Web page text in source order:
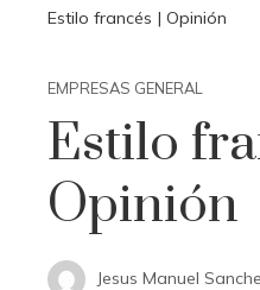
Estilo francés | Opinión
EMPRESAS GENERAL
Estilo
Opinión
Jesus Manuel